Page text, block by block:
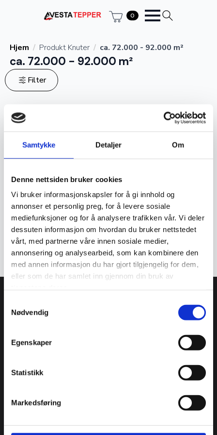
Samtykke Detaljer Om
Denne nettsiden bruker cookies
Vi bruker informasjonskapsler for å gi innhold og
annonser et personlig preg, for å levere sosiale
mediefunksjoner og for å analysere trafikken vår. Vi deler
dessuten informasjon om hvordan du bruker nettstedet
vårt, med partnerne våre innen sosiale medier,
annonsering og analysearbeid, som kan kombinere den
med annen informasjon du har gjort tilgjengelig for dem,
eller som de har samlet inn gjennom din bruk av
Nødvendig
Egenskaper
Statistikk
Markedsføring
0
Hjem Produkt Knuter ca. 72.000 - 92.000 m²
ca. 72.000 - 92.000 m²
Filter
Viser alle 2 resultater
propularitet
Ekte
160 x 239 cm
Afghan teppe
12.300
Ekte
165 x 234 cm
Afghan teppe
12.820 kr
Kjøpmannsgata 23
Informasjon
Kjøpsvilkår